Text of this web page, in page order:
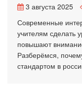
3 августа 2025
Современные
учителям сделать
повышают
Разберёмся,
стандартом в